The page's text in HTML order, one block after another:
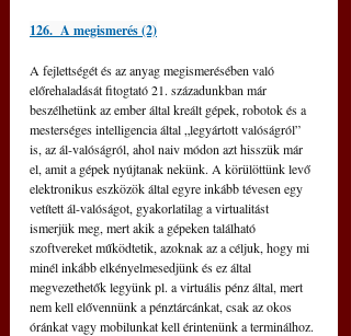
126.  A megismerés (2)
A fejlettségét és az anyag megismerésében való
előrehaladását fitogtató 21. századunkban már
beszélhetünk az ember által kreált gépek, robotok és a
mesterséges intelligencia által „legyártott valóságról”
is, az ál-valóságról, ahol naiv módon azt hisszük már
el, amit a gépek nyújtanak nekünk. A körülöttünk levő
elektronikus eszközök által egyre inkább tévesen egy
vetített ál-valóságot, gyakorlatilag a virtualitást
ismerjük meg, mert akik a gépeken található
szoftvereket működtetik, azoknak az a céljuk, hogy mi
minél inkább elkényelmesedjünk és ez által
megvezethetők legyünk pl. a virtuális pénz által, mert
nem kell elővennünk a pénztárcánkat, csak az okos
óránkat vagy mobilunkat kell érintenünk a terminálhoz.